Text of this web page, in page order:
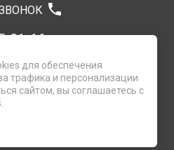
phone
21-16
21-17
43-48
для обеспечения
трафика и персонализации
сайтом, вы соглашаетесь с